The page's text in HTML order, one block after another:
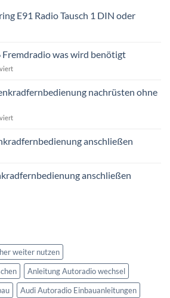
E91 Radio Tausch 1 DIN oder
Fremdradio was wird benötigt
für
Passat
B6
was
benötigt
nachrüsten ohne
für
Fusion
Lenkradfernbedienung
Can
anschließen
anschließen
weiter nutzen
Anleitung Autoradio wechsel
Audi Autoradio Einbauanleitungen